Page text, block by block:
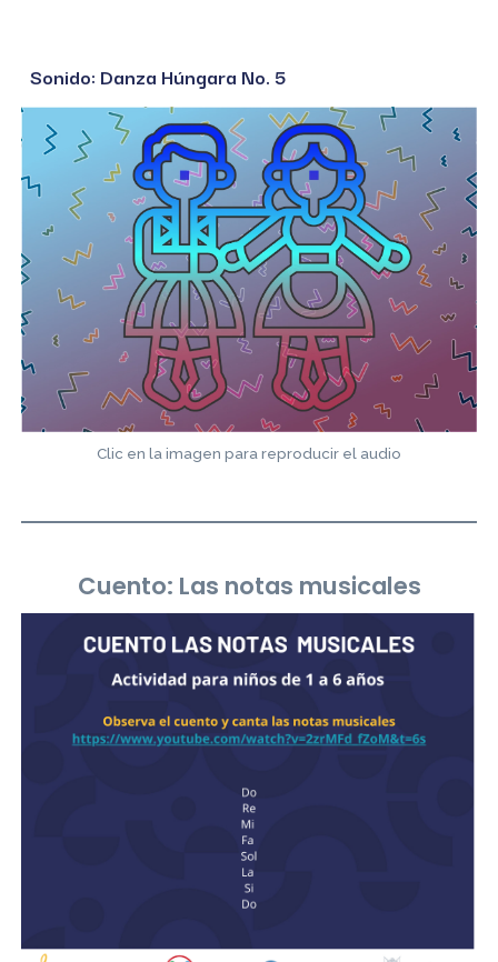
Sonido: Danza Húngara No. 5
Clic en la imagen para reproducir el audio
Cuento: Las notas musicales